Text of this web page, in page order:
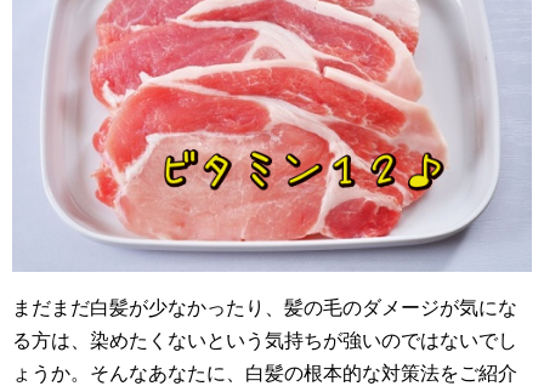
まだまだ白髪が少なかったり、髪の毛のダメージが気にな
る方は、染めたくないという気持ちが強いのではないでし
ょうか。そんなあなたに、白髪の根本的な対策法をご紹介